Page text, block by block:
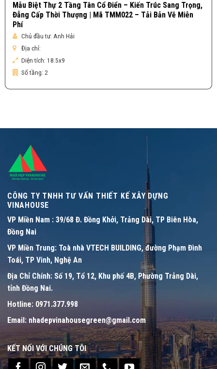
Mẫu Biệt Thự 2 Tầng Tân Cổ Điển – Kiến Trúc Sang Trọng,
Đẳng Cấp Thời Thượng | Mã TMM022 – Tải Bản Vẽ Miễn
Phí
Chủ đầu tư: Anh Hải
Địa chỉ:
Diện tích: 18.5x9
Số tầng: 2
CÔNG TY TNHH TƯ VẤN THIẾT KẾ XÂY DỰNG
VINAHOUSE
VP Miền Nam : 39/68 Đ. Đồng Khởi, Trảng Dài, TP Biên Hòa,
Đồng Nai
VP Miền Trung: Toà nhà VTECH BUILDING, đường Phạm Đình
Toái, TP Vinh, Nghệ An
Địa Chỉ Chính: Số 19, Tổ 12, Khu phố 4B, Phường Trảng Dài,
tỉnh Đồng Nai.
Hotline: 0971.377.998
Email: nhadepvinahousegreen@gmail.com
KẾT NỐI VỚI CHÚNG TÔI